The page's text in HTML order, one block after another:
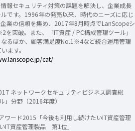
報セキュリティ対策の課題を解決し、企業成長
です。1996年の発売以来、時代のニーズに応じ
業の信頼を集め、2017年8月時点でLanScopeシ
突破。また、「IT資産 / PC構成管理ツール」
るほか、顧客満足度No.1※4など統合運用管理
ます。
cat/
ネットワークセキュリティビジネス調査総
」分野（2016年度）
ード2015「今後も利用し続けたいIT資産管理
IT資産管理製品 第1位」